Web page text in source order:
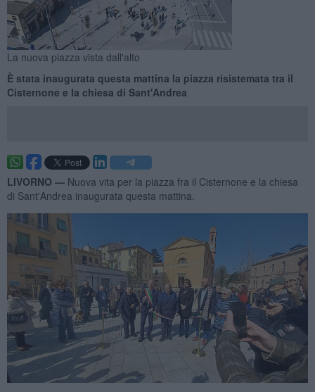
La nuova piazza vista dall'alto
È stata inaugurata questa mattina la piazza risistemata tra il
Cisternone e la chiesa di Sant'Andrea
LIVORNO — Nuova vita per la piazza fra il Cisternone e la chiesa
di Sant'Andrea inaugurata questa mattina.